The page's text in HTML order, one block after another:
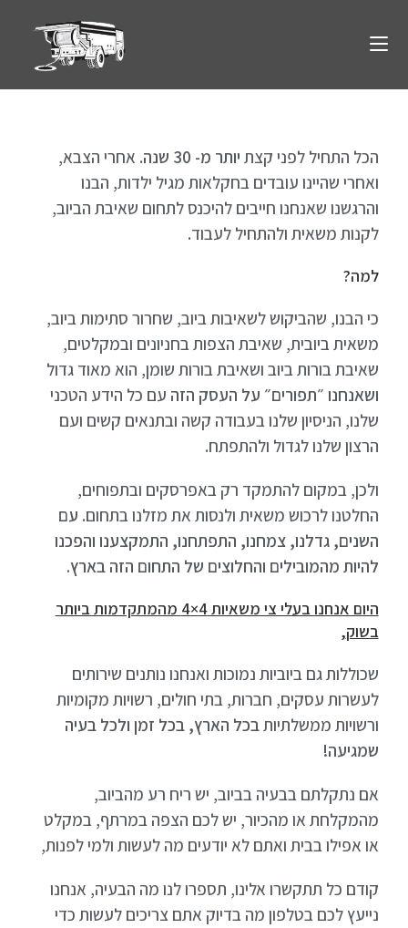
הכל התחיל לפני קצת יותר מ- 30 שנה
. אחרי הצבא,
ואחרי שהיינו עובדים בחקלאות מגיל ילדות, הבנו
והרגשנו שאנחנו חייבים להיכנס לתחום שאיבת הביוב,
לקנות משאית ולהתחיל לעבוד.
למה?
כי הבנו, שהביקוש לשאיבות ביוב, שחרור סתימות ביוב,
משאית ביובית, שאיבת הצפות בחניונים ובמקלטים,
שאיבת בורות ביוב ושאיבת בורות שומן, הוא מאוד גדול
ושאנחנו ״תפורים״ על העסק הזה עם כל הידע הטכני
שלנו, הניסיון שלנו בעבודה קשה ובתנאים קשים ועם
הרצון שלנו לגדול ולהתפתח.
ולכן, במקום להתמקד רק באפרסקים ובתפוחים,
החלטנו לרכוש משאית ולנסות את מזלנו בתחום. עם
השנים, גדלנו, צמחנו, התפתחנו, התמקצענו והפכנו
להיות מהמובילים והחלוצים של התחום הזה בארץ.
היום אנחנו בעלי צי משאיות 4×4 מהמתקדמות ביותר
בשוק,
שכוללות גם ביוביות נמוכות ואנחנו נותנים שירותים
לעשרות עסקים, חברות, בתי חולים, רשויות מקומיות
ורשויות ממשלתיותבכל הארץ, בכל זמן ולכל בעיה
שמגיעה!
אם נתקלתם בבעיה בביוב, יש ריח רע מהביוב,
מהמקלחת או מהכיור, יש לכם הצפה במרתף, במקלט
או אפילו בבית ואתם לא יודעים מה לעשות ולמי לפנות,
קודם כל תתקשרו אלינו, תספרו לנו מה הבעיה, אנחנו
נייעץ לכם בטלפון מה בדיוק אתם צריכים לעשות כדי